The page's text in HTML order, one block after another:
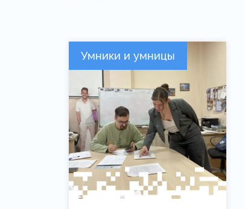
Умники и умницы